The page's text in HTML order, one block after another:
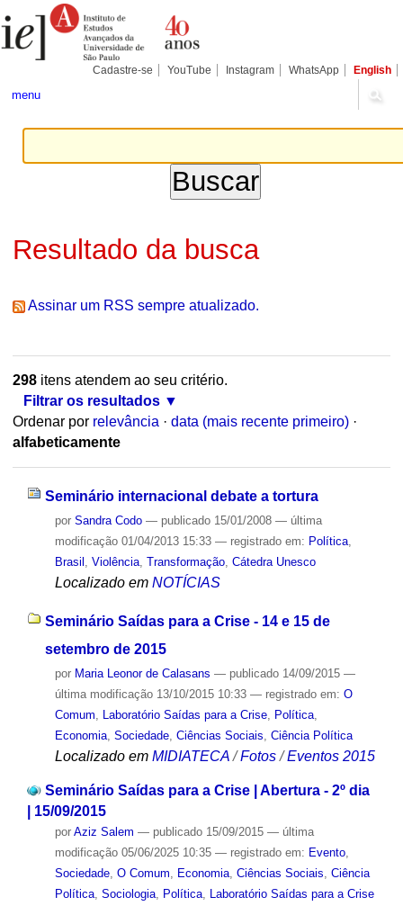
para
conteúdo.
Pessoais
Cadastre-se YouTube Instagram WhatsApp English
menu
Resultado da busca
Assinar um RSS sempre atualizado.
298itens atendem ao seu critério.
Filtrar os resultados
Ordenar por relevância · data (mais recente primeiro) ·
alfabeticamente
Seminário internacional debate a tortura
por Sandra Codo — publicado15/01/2008 — última
modificação01/04/2013 15:33 — registrado em: Política,
Brasil
Violência, Transformação, Cátedra Unesco
Localizado em NOTÍCIAS
Seminário Saídas para a Crise - 14 e 15 de
setembro de 2015
por Maria Leonor de Calasans — publicado14/09/2015 —
última modificação13/10/2015 10:33 — registrado em: O
Comum
Laboratório Saídas para a Crise, Política,
Economia, Sociedade, Ciências Sociais Ciência Política
Localizado em MIDIATECA /Fotos /Eventos 2015
Seminário Saídas para a Crise | Abertura - 2º dia
| 15/09/2015
por Aziz Salem — publicado15/09/2015 — última
modificação05/06/2025 10:35 — registrado em: Evento,
Sociedade, O Comum, Economia, Ciências Sociais, Ciência
Política, Sociologia, Política, Laboratório Saídas para a Crise